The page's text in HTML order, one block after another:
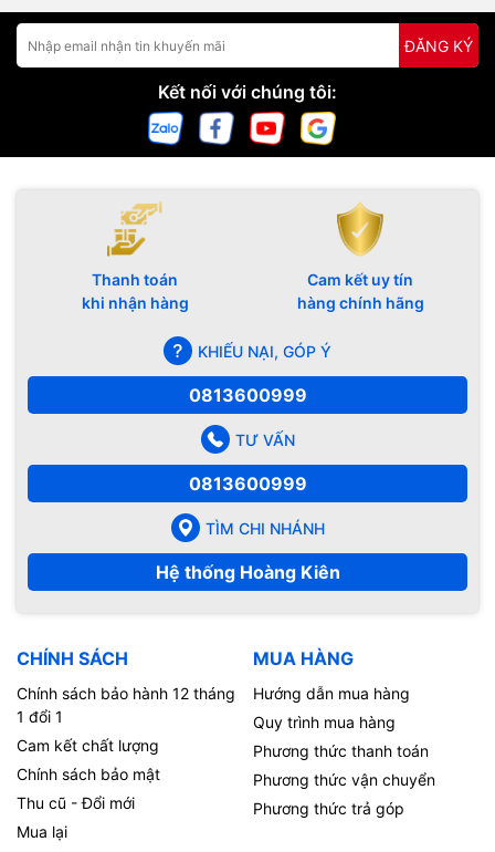
ĐĂNG KÝ
Kết nối với chúng tôi:
Thanh toán
khi nhận hàng
Cam kết uy tín
hàng chính hãng
KHIẾU NẠI, GÓP Ý
0813600999
TƯ VẤN
0813600999
TÌM CHI NHÁNH
Hệ thống Hoàng Kiên
CHÍNH SÁCH
Chính sách bảo hành 12 tháng
1 đổi 1
Cam kết chất lượng
Chính sách bảo mật
Thu cũ - Đổi mới
Mua lại
MUA HÀNG
Hướng dẫn mua hàng
Quy trình mua hàng
Phương thức thanh toán
Phương thức vận chuyển
Phương thức trả góp